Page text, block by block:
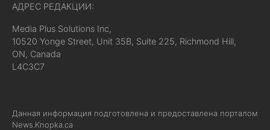
АДРЕС РЕДАКЦИИ:
Media Plus Solutions Inc,
10520 Yonge Street, Unit 35B, Suite 225, Richmond Hill,
ON, Canada
L4C3C7
Данная информация подготовлена и предоставлена порталом
News.Knopka.ca